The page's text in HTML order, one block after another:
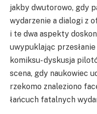
jakby dwutorowo, gdy
wydarzenie a dialogi z
i te dwa aspekty
uwypuklając
komiksu- dyskusja
scena, gdy naukowiec
rzekomo znaleziono
łańcuch fatalnych